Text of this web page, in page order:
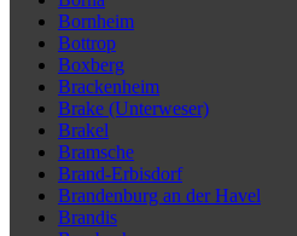
Bornheim
Bottrop
Boxberg
Brackenheim
Brake (Unterweser)
Brakel
Bramsche
Brand-Erbisdorf
Brandenburg an der Havel
Brandis